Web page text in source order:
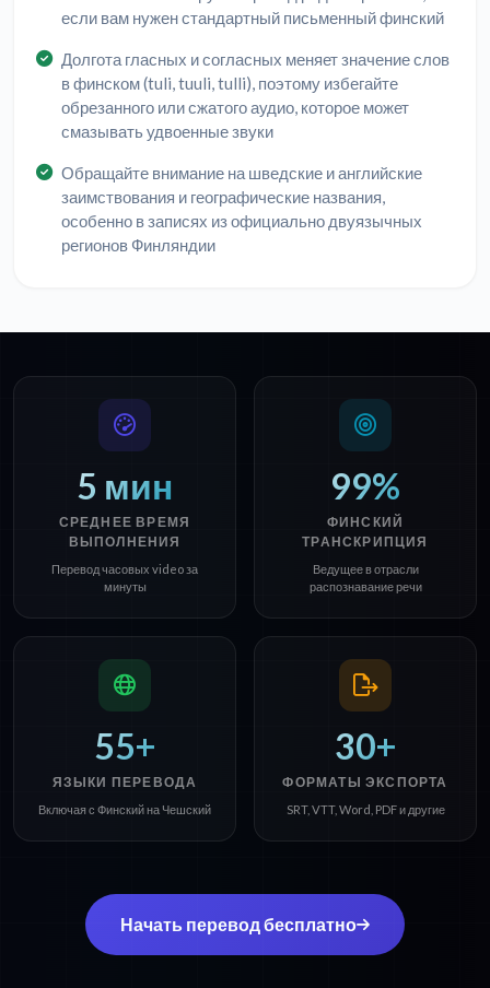
если вам нужен стандартный письменный финский
Долгота гласных и согласных меняет значение слов
в финском (tuli, tuuli, tulli), поэтому избегайте
обрезанного или сжатого аудио, которое может
смазывать удвоенные звуки
Обращайте внимание на шведские и английские
заимствования и географические названия,
особенно в записях из официально двуязычных
регионов Финляндии
5 мин
СРЕДНЕЕ ВРЕМЯ
ВЫПОЛНЕНИЯ
Перевод часовых video за
минуты
99%
ФИНСКИЙ
ТРАНСКРИПЦИЯ
Ведущее в отрасли
распознавание речи
55+
ЯЗЫКИ ПЕРЕВОДА
Включая с Финский на Чешский
30+
ФОРМАТЫ ЭКСПОРТА
SRT, VTT, Word, PDF и другие
Начать перевод бесплатно